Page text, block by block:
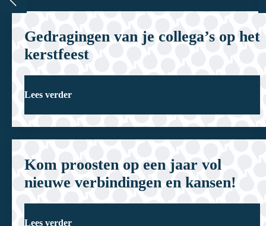
Gedragingen van je collega’s op het
kerstfeest
Lees verder
Kom proosten op een jaar vol
nieuwe verbindingen en kansen!
Lees verder